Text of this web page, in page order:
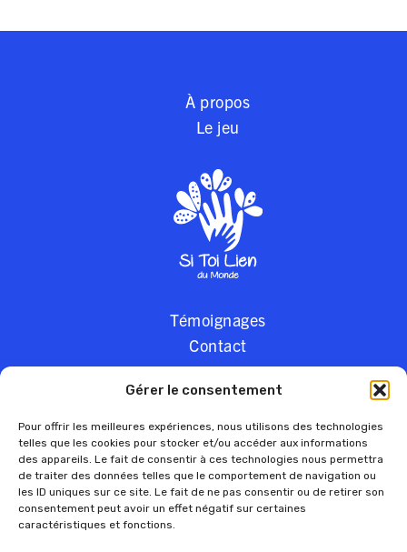
Gérer le consentement
Pour offrir les meilleures expériences, nous utilisons des technologies
telles que les cookies pour stocker et/ou accéder aux informations
des appareils. Le fait de consentir à ces technologies nous permettra
de traiter des données telles que le comportement de navigation ou
les ID uniques sur ce site. Le fait de ne pas consentir ou de retirer son
consentement peut avoir un effet négatif sur certaines
caractéristiques et fonctions.
À propos
Le jeu
Témoignages
Contact
AVEC LE SOUTIEN DE